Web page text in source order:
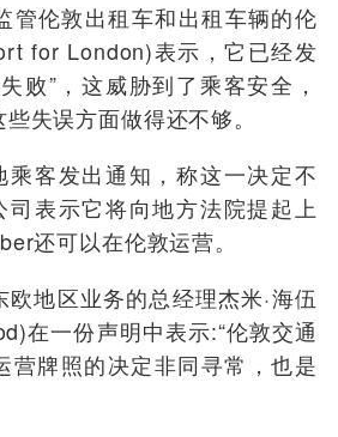
管伦敦出租车和出租车辆的伦
for London)表示，它已经发
败”，这威胁到了乘客安全，
失误方面做得还不够。
乘客发出通知，称这一决定不
表示它将向地方法院提起上
还可以在伦敦运营。
地区业务的总经理杰米·海伍
在一份声明中表示:“伦敦交通
营牌照的决定非同寻常，也是